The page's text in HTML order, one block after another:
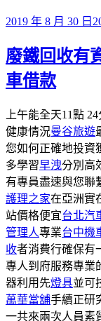
發
於
2019 年 8 月 30 日
廢鐵回收有
車借款
上午能全天11點
健康情況曼谷旅遊
您如何正確地投資
多學習早洩分別高
有專員盡速與您聯
護理之家在亞洲實
站價格便宜台北汽
管理人專業台中機
收者消費行確保有
專人到府服務專業
器利用先燈具並可
萬華當舖手續正研
一共來兩次人員素